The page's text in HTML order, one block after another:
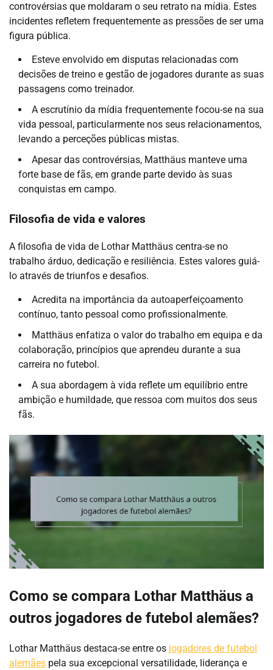
controvérsias que moldaram o seu retrato na mídia. Estes
incidentes refletem frequentemente as pressões de ser uma
figura pública.
Esteve envolvido em disputas relacionadas com
decisões de treino e gestão de jogadores durante as suas
passagens como treinador.
A escrutínio da mídia frequentemente focou-se na sua
vida pessoal, particularmente nos seus relacionamentos,
levando a perceções públicas mistas.
Apesar das controvérsias, Matthäus manteve uma
forte base de fãs, em grande parte devido às suas
conquistas em campo.
Filosofia de vida e valores
A filosofia de vida de Lothar Matthäus centra-se no
trabalho árduo, dedicação e resiliência. Estes valores guiá-
lo através de triunfos e desafios.
Acredita na importância da autoaperfeiçoamento
contínuo, tanto pessoal como profissionalmente.
Matthäus enfatiza o valor do trabalho em equipa e da
colaboração, princípios que aprendeu durante a sua
carreira no futebol.
A sua abordagem à vida reflete um equilíbrio entre
ambição e humildade, que ressoa com muitos dos seus
fãs.
Como se compara Lothar Matthäus a
outros jogadores de futebol alemães?
Lothar Matthäus destaca-se entre os jogadores de futebol
alemães pela sua excepcional versatilidade, liderança e